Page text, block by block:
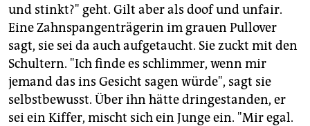
und stinkt?" geht. Gilt aber als doof und unfair.
Eine Zahnspangenträgerin im grauen Pullover
sagt, sie sei da auch aufgetaucht. Sie zuckt mit den
Schultern. "Ich finde es schlimmer, wenn mir
jemand das ins Gesicht sagen würde", sagt sie
selbstbewusst. Über ihn hätte dringestanden, er
sei ein Kiffer, mischt sich ein Junge ein. "Mir egal.